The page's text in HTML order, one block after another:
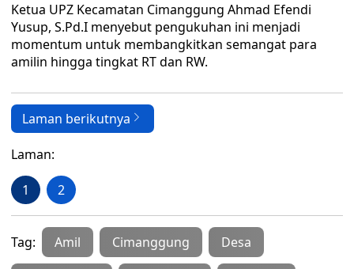
Ketua UPZ Kecamatan Cimanggung Ahmad Efendi
Yusup, S.Pd.I menyebut pengukuhan ini menjadi
momentum untuk membangkitkan semangat para
amilin hingga tingkat RT dan RW.
Laman berikutnya
Laman:
1 2
Tag: Amil Cimanggung Desa